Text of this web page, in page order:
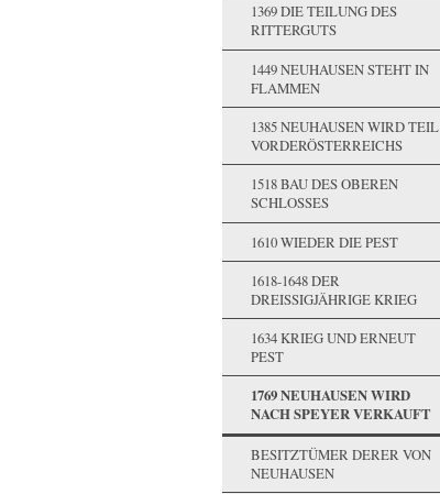
1369 DIE TEILUNG DES
RITTERGUTS
1449 NEUHAUSEN STEHT IN
FLAMMEN
1385 NEUHAUSEN WIRD TEIL
VORDERÖSTERREICHS
1518 BAU DES OBEREN
SCHLOSSES
1610 WIEDER DIE PEST
1618-1648 DER
DREISSIGJÄHRIGE KRIEG
1634 KRIEG UND ERNEUT
PEST
1769 NEUHAUSEN WIRD
NACH SPEYER VERKAUFT
BESITZTÜMER DERER VON
NEUHAUSEN